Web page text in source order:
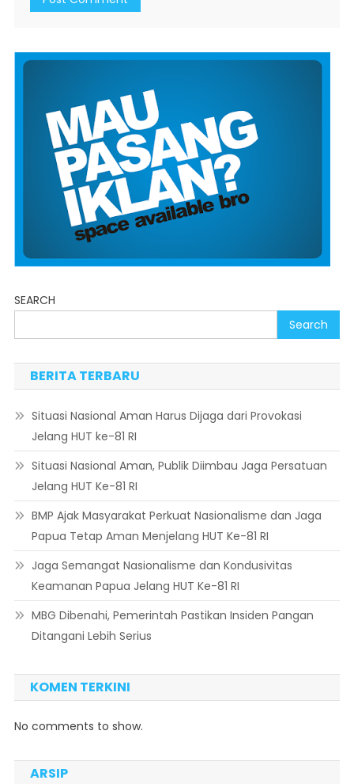
SEARCH
Search
BERITA TERBARU
Situasi Nasional Aman Harus Dijaga dari Provokasi
Jelang HUT ke-81 RI
Situasi Nasional Aman, Publik Diimbau Jaga Persatuan
Jelang HUT Ke-81 RI
BMP Ajak Masyarakat Perkuat Nasionalisme dan Jaga
Papua Tetap Aman Menjelang HUT Ke-81 RI
Jaga Semangat Nasionalisme dan Kondusivitas
Keamanan Papua Jelang HUT Ke-81 RI
MBG Dibenahi, Pemerintah Pastikan Insiden Pangan
Ditangani Lebih Serius
KOMEN TERKINI
No comments to show.
ARSIP